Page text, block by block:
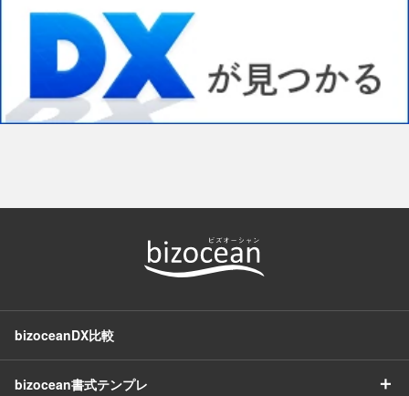
bizoceanDX比較
bizocean書式テンプレ
＋